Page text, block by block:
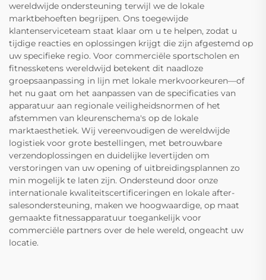
wereldwijde ondersteuning terwijl we de lokale
marktbehoeften begrijpen. Ons toegewijde
klantenserviceteam staat klaar om u te helpen, zodat u
tijdige reacties en oplossingen krijgt die zijn afgestemd op
uw specifieke regio. Voor commerciële sportscholen en
fitnessketens wereldwijd betekent dit naadloze
groepsaanpassing in lijn met lokale merkvoorkeuren—of
het nu gaat om het aanpassen van de specificaties van
apparatuur aan regionale veiligheidsnormen of het
afstemmen van kleurenschema's op de lokale
marktaesthetiek. Wij vereenvoudigen de wereldwijde
logistiek voor grote bestellingen, met betrouwbare
verzendoplossingen en duidelijke levertijden om
verstoringen van uw opening of uitbreidingsplannen zo
min mogelijk te laten zijn. Ondersteund door onze
internationale kwaliteitscertificeringen en lokale after-
salesondersteuning, maken we hoogwaardige, op maat
gemaakte fitnessapparatuur toegankelijk voor
commerciële partners over de hele wereld, ongeacht uw
locatie.